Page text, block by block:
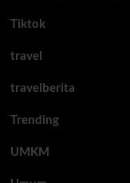
Tiktok
travel
travelberita
Trending
UMKM